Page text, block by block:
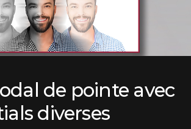
de pointe avec
diverses